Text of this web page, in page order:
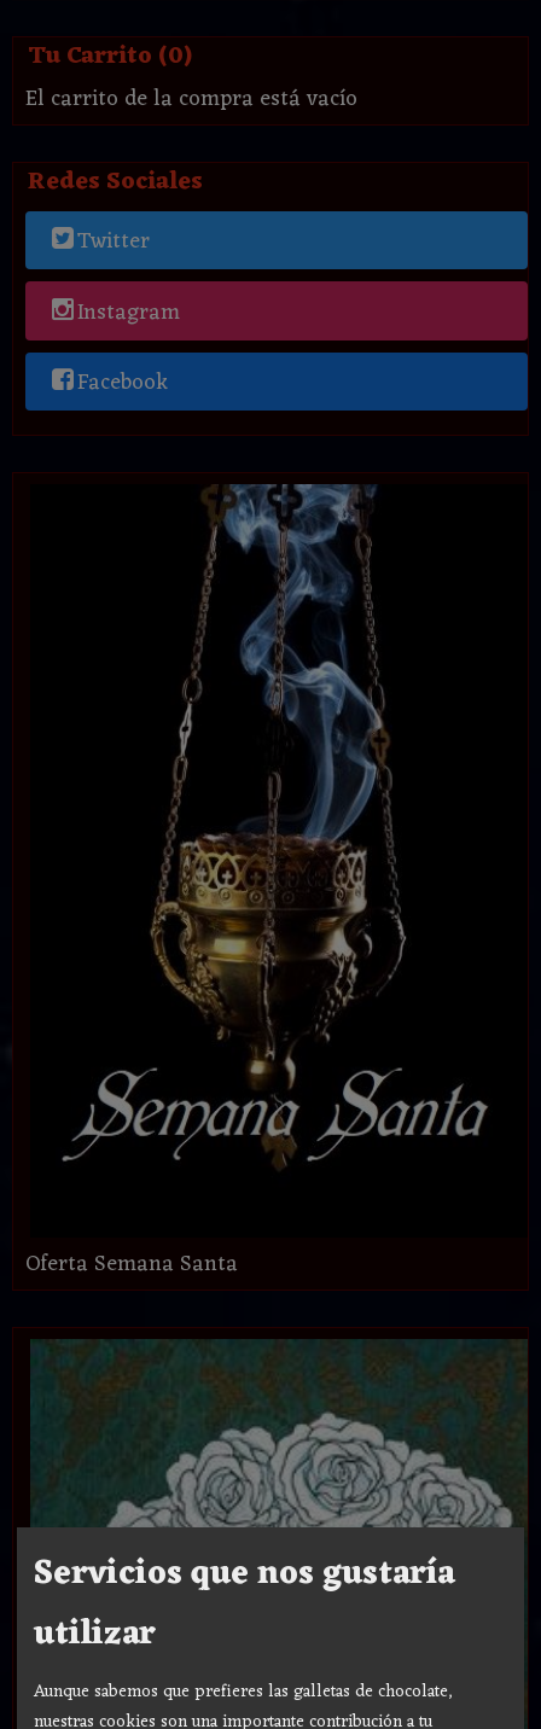
Tu Carrito (0)
El carrito de la compra está vacío
Redes Sociales
Twitter
Instagram
Facebook
Oferta Semana Santa
Servicios que nos gustaría
utilizar
Aunque sabemos que prefieres las galletas de chocolate,
nuestras cookies son una importante contribución a tu